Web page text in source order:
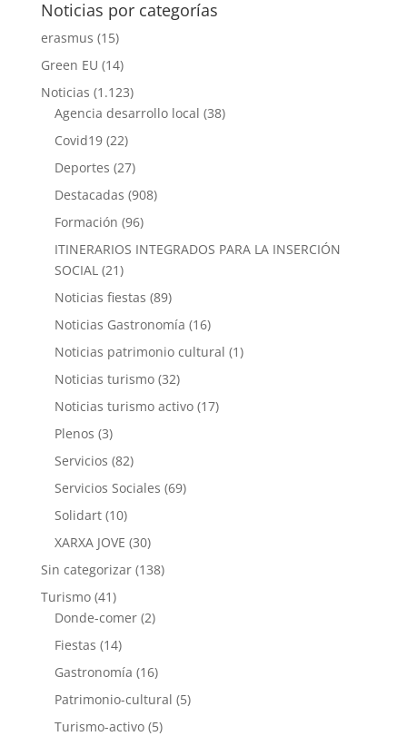
Noticias por categorías
erasmus (15)
Green EU (14)
Noticias (1.123)
Agencia desarrollo local (38)
Covid19(22)
Deportes (27)
Destacadas (908)
Formación (96)
ITINERARIOS INTEGRADOS PARA LA INSERCIÓN
SOCIAL(21)
Noticias fiestas (89)
Noticias Gastronomía (16)
Noticias patrimonio cultural (1)
Noticias turismo(32)
Noticias turismo activo(17)
Plenos (3)
Servicios (82)
Servicios Sociales (69)
Solidart(10)
XARXA JOVE (30)
Sin categorizar(138)
Turismo(41)
Donde-comer(2)
Fiestas (14)
Gastronomía (16)
Patrimonio-cultural (5)
Turismo-activo(5)